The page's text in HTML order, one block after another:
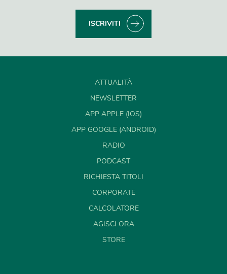
ISCRIVITI
ATTUALITÀ
NEWSLETTER
APP APPLE (IOS)
APP GOOGLE (ANDROID)
RADIO
PODCAST
RICHIESTA TITOLI
CORPORATE
CALCOLATORE
AGISCI ORA
STORE